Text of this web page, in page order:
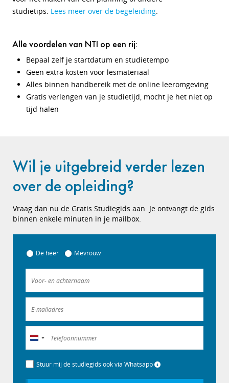
studietips. Lees meer over de begeleiding.
Alle voordelen van NTI op een rij:
Bepaal zelf je startdatum en studietempo
Geen extra kosten voor lesmateriaal
Alles binnen handbereik met de online leeromgeving
Gratis verlengen van je studietijd, mocht je het niet op
tijd halen
Wil je uitgebreid verder lezen
over de opleiding?
Vraag dan nu de Gratis Studiegids aan. Je ontvangt de gids
binnen enkele minuten in je mailbox.
De heer Mevrouw
Nederland
+31
Stuur mij de studiegids ook via Whatsapp